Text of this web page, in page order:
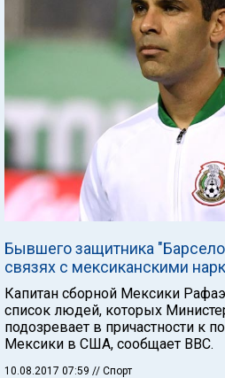
Бывшего защитника
связях с мексиканскими
Капитан сборной Мексики
список людей, которых
подозревает в причастности к
Мексики в США, сообщает ВВС.
10.08.2017 07:59 // Спорт